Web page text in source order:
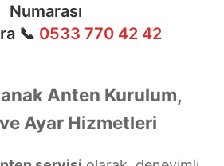
Numarası
📞 0533 770 42 42
Anten Kurulum,
Ayar Hizmetleri